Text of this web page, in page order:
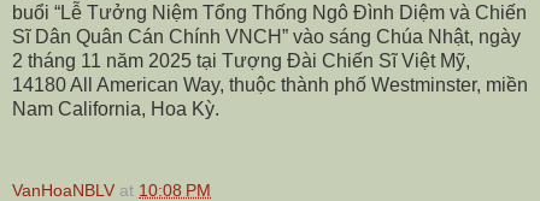
buổi “Lễ Tưởng Niệm Tổng Thống Ngô Đình Diệm và Chiến
Sĩ Dân Quân Cán Chính VNCH” vào sáng Chúa Nhật, ngày
2 tháng 11 năm 2025 tại Tượng Đài Chiến Sĩ Việt Mỹ,
14180 All American Way, thuộc thành phố Westminster, miền
Nam California, Hoa Kỳ.
VanHoaNBLV at 10:08 PM